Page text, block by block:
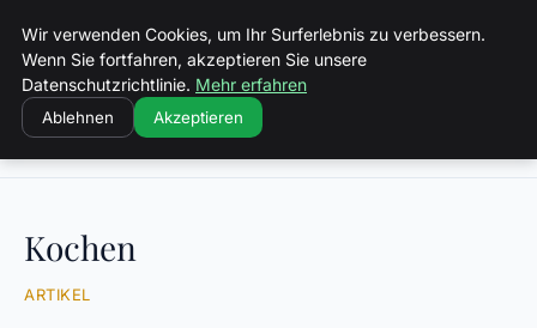
Luther In Bs
Kochen
ARTIKEL
Wir verwenden Cookies, um Ihr Surferlebnis zu verbessern.
Wenn Sie fortfahren, akzeptieren Sie unsere
Datenschutzrichtlinie. Mehr erfahren
Ablehnen Akzeptieren